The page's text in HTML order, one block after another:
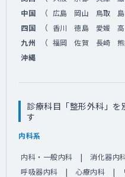
中国 （ 広島 岡山 鳥取
四国 （ 香川 徳島 愛媛
九州 （ 福岡 佐賀 長崎
沖縄
診療科目「整形外科」
す
内科系
内科・一般内科 消化器内
呼吸器内科
心療内科